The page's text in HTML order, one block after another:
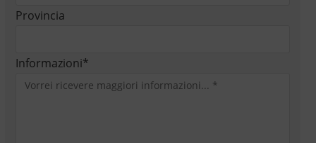
Provincia
Informazioni*